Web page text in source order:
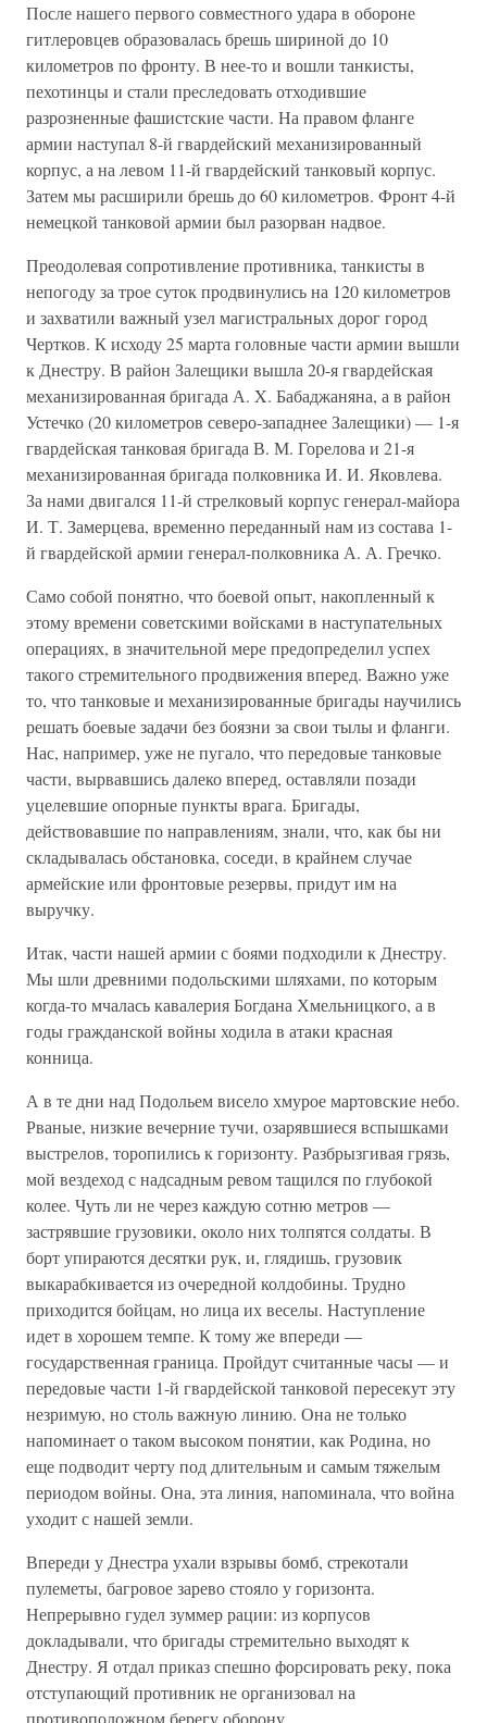
После нашего первого совместного удара в обороне
гитлеровцев образовалась брешь шириной до 10
километров по фронту. В нее-то и вошли танкисты,
пехотинцы и стали преследовать отходившие
разрозненные фашистские части. На правом фланге
армии наступал 8-й гвардейский механизированный
корпус, а на левом 11-й гвардейский танковый корпус.
Затем мы расширили брешь до 60 километров. Фронт 4-й
немецкой танковой армии был разорван надвое.
Преодолевая сопротивление противника, танкисты в
непогоду за трое суток продвинулись на 120 километров
и захватили важный узел магистральных дорог город
Чертков. К исходу 25 марта головные части армии вышли
к Днестру. В район Залещики вышла 20-я гвардейская
механизированная бригада А. X. Бабаджаняна, а в район
Устечко (20 километров северо-западнее Залещики) — 1-я
гвардейская танковая бригада В. М. Горелова и 21-я
механизированная бригада полковника И. И. Яковлева.
За нами двигался 11-й стрелковый корпус генерал-майора
И. Т. Замерцева, временно переданный нам из состава 1-
й гвардейской армии генерал-полковника А. А. Гречко.
Само собой понятно, что боевой опыт, накопленный к
этому времени советскими войсками в наступательных
операциях, в значительной мере предопределил успех
такого стремительного продвижения вперед. Важно уже
то, что танковые и механизированные бригады научились
решать боевые задачи без боязни за свои тылы и фланги.
Нас, например, уже не пугало, что передовые танковые
части, вырвавшись далеко вперед, оставляли позади
уцелевшие опорные пункты врага. Бригады,
действовавшие по направлениям, знали, что, как бы ни
складывалась обстановка, соседи, в крайнем случае
армейские или фронтовые резервы, придут им на
выручку.
Итак, части нашей армии с боями подходили к Днестру.
Мы шли древними подольскими шляхами, по которым
когда-то мчалась кавалерия Богдана Хмельницкого, а в
годы гражданской войны ходила в атаки красная
конница.
А в те дни над Подольем висело хмурое мартовские небо.
Рваные, низкие вечерние тучи, озарявшиеся вспышками
выстрелов, торопились к горизонту. Разбрызгивая грязь,
мой вездеход с надсадным ревом тащился по глубокой
колее. Чуть ли не через каждую сотню метров —
застрявшие грузовики, около них толпятся солдаты. В
борт упираются десятки рук, и, глядишь, грузовик
выкарабкивается из очередной колдобины. Трудно
приходится бойцам, но лица их веселы. Наступление
идет в хорошем темпе. К тому же впереди —
государственная граница. Пройдут считанные часы — и
передовые части 1-й гвардейской танковой пересекут эту
незримую, но столь важную линию. Она не только
напоминает о таком высоком понятии, как Родина, но
еще подводит черту под длительным и самым тяжелым
периодом войны. Она, эта линия, напоминала, что война
уходит с нашей земли.
Впереди у Днестра ухали взрывы бомб, стрекотали
пулеметы, багровое зарево стояло у горизонта.
Непрерывно гудел зуммер рации: из корпусов
докладывали, что бригады стремительно выходят к
Днестру. Я отдал приказ спешно форсировать реку, пока
отступающий противник не организовал на
противоположном берегу оборону.